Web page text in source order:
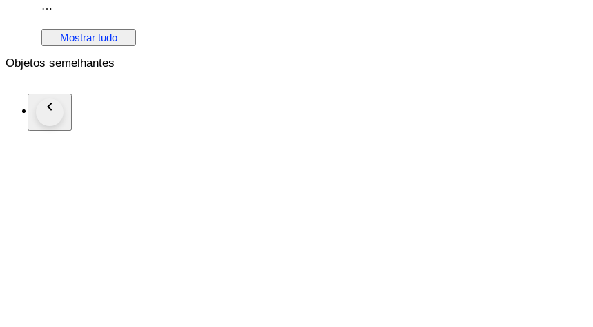
seduta confortevole e elegante. La poltrona 829 in quest'asta è stata realizzata in legno di noce massello giuntato e rifinita con
tessuto imbottito con il vecchio sistema a cinghie per garantire il massimo confort di seduta.
Bibliografia: U.La Pietra, Gio Ponti, L’Arte si Innamora dell’Industria, Rizzoli. p. 367
Spedizione interamente assicurata tramite corriere espresso TNT in cassa di legno.
Mostrar tudo
Objetos semelhantes